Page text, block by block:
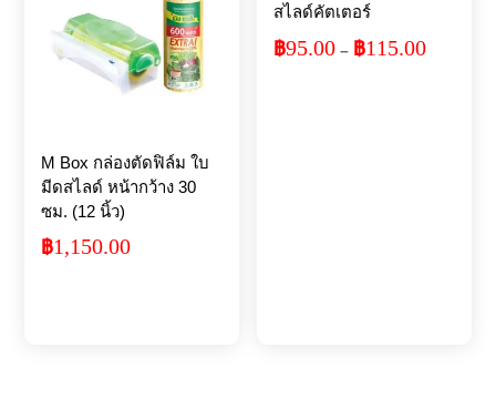
M Box กล่องตัดฟิล์ม ใบ
มีดสไลด์ หน้ากว้าง 30
ซม. (12 นิ้ว)
฿1,150.00
สไลด์คัตเตอร์
฿95.00 – ฿115.00Price